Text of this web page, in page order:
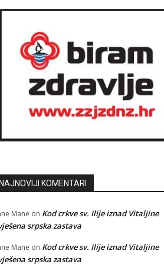
NAJNOVIJI KOMENTARI
Mane on Kod crkve sv. Ilije iznad Vitaljine
srpska zastava
Mane on Kod crkve sv. Ilije iznad Vitaljine
srpska zastava